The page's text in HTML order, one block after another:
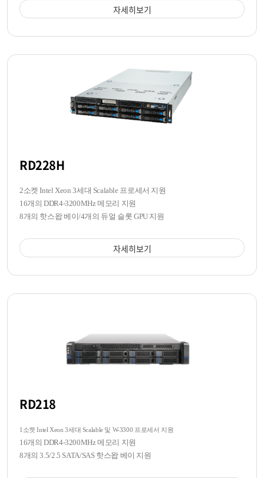
자세히보기
RD228H
2소켓 Intel Xeon 3세대 Scalable 프로세서 지원
16개의 DDR4-3200MHz 메모리 지원
8개의 핫스왑 베이/4개의 듀얼 슬롯 GPU 지원
자세히보기
RD218
1소켓 Intel Xeon 3세대 Scalable 및 W-3300 프로세서 지원
16개의 DDR4-3200MHz 메모리 지원
8개의 3.5/2.5 SATA/SAS 핫스왑 베이 지원